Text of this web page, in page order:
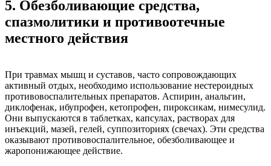
5. Обезболивающие средства,
спазмолитики и противоотечные
местного действия
При травмах мышц и суставов, часто сопровождающих
активный отдых, необходимо использование нестероидных
противовоспалительных препаратов. Аспирин, анальгин,
диклофенак, ибупрофен, кетопрофен, пироксикам, нимесулид.
Они выпускаются в таблетках, капсулах, растворах для
инъекций, мазей, гелей, суппозиториях (свечах). Эти средства
оказывают противовоспалительное, обезболивающее и
жаропонижающее действие.